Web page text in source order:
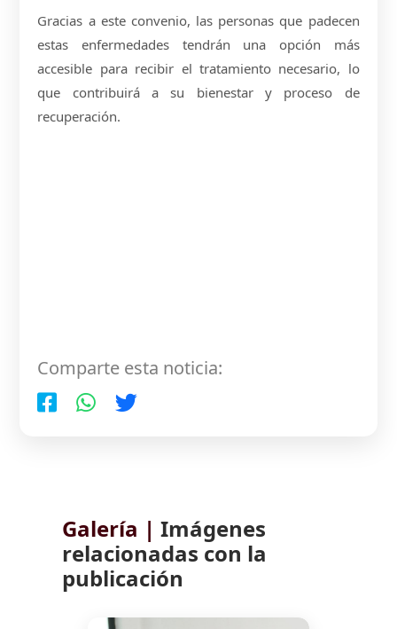
Gracias a este convenio, las personas que padecen
estas enfermedades tendrán una opción más
accesible para recibir el tratamiento necesario, lo
que contribuirá a su bienestar y proceso de
recuperación.
Comparte esta noticia:
Galería | Imágenes
relacionadas con la
publicación